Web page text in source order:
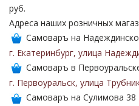
руб.
Адреса наших розничных
Самоваръ на
г. Екатеринбург, улица
Самоваръ в
г. Первоуральск, улица
Самоваръ на Сулимова 38